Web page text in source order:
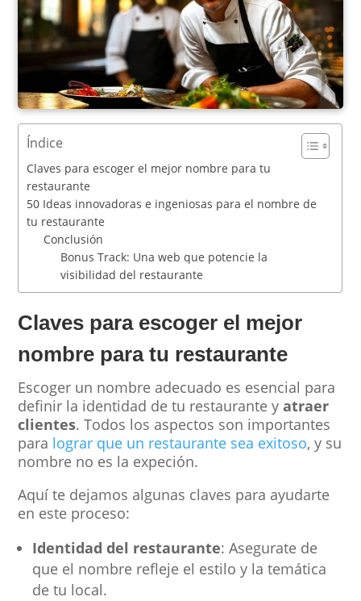
Índice
Claves para escoger el mejor nombre para tu
restaurante
50 Ideas innovadoras e ingeniosas para el nombre de
tu restaurante
Conclusión
Bonus Track: Una web que potencie la
visibilidad del restaurante
Claves para escoger el mejor
nombre para tu restaurante
Escoger un nombre adecuado es esencial para
definir la identidad de tu restaurante yatraer
clientes. Todos los aspectos son importantes
para lograr que un restaurante sea exitoso, y su
nombre no es la expeción.
Aquí te dejamos algunas claves para ayudarte
en este proceso:
Identidad del restaurante: Asegurate de
que el nombre refleje el estilo y la temática
de tu local.